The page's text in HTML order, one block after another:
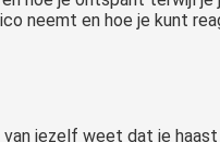
neemt en hoe je kunt
van jezelf weet dat je